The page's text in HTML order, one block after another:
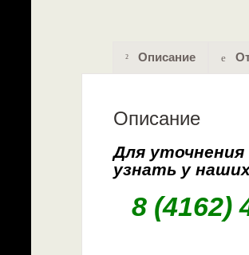
Описание
Описание
Для
узнать у
8 (4162)